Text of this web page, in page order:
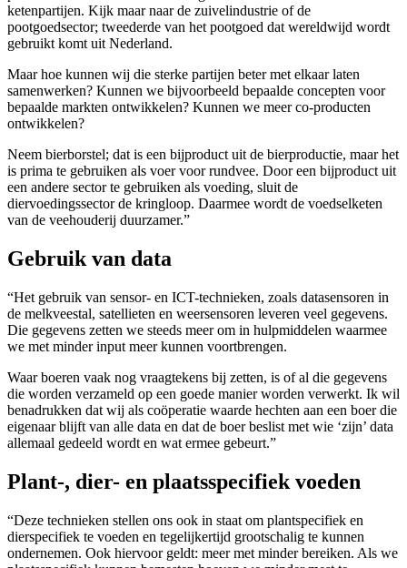
ketenpartijen. Kijk maar naar de zuivelindustrie of de
pootgoedsector; tweederde van het pootgoed dat wereldwijd wordt
gebruikt komt uit Nederland.
Maar hoe kunnen wij die sterke partijen beter met elkaar laten
samenwerken? Kunnen we bijvoorbeeld bepaalde concepten voor
bepaalde markten ontwikkelen? Kunnen we meer co-producten
ontwikkelen?
Neem bierborstel; dat is een bijproduct uit de bierproductie, maar het
is prima te gebruiken als voer voor rundvee. Door een bijproduct uit
een andere sector te gebruiken als voeding, sluit de
diervoedingssector de kringloop. Daarmee wordt de voedselketen
van de veehouderij duurzamer.”
Gebruik van data
“Het gebruik van sensor- en ICT-technieken, zoals datasensoren in
de melkveestal, satellieten en weersensoren leveren veel gegevens.
Die gegevens zetten we steeds meer om in hulpmiddelen waarmee
we met minder input meer kunnen voortbrengen.
Waar boeren vaak nog vraagtekens bij zetten, is of al die gegevens
die worden verzameld op een goede manier worden verwerkt. Ik wil
benadrukken dat wij als coöperatie waarde hechten aan een boer die
eigenaar blijft van alle data en dat de boer beslist met wie ‘zijn’ data
allemaal gedeeld wordt en wat ermee gebeurt.”
Plant-, dier- en plaatsspecifiek voeden
“Deze technieken stellen ons ook in staat om plantspecifiek en
dierspecifiek te voeden en tegelijkertijd grootschalig te kunnen
ondernemen. Ook hiervoor geldt: meer met minder bereiken. Als we